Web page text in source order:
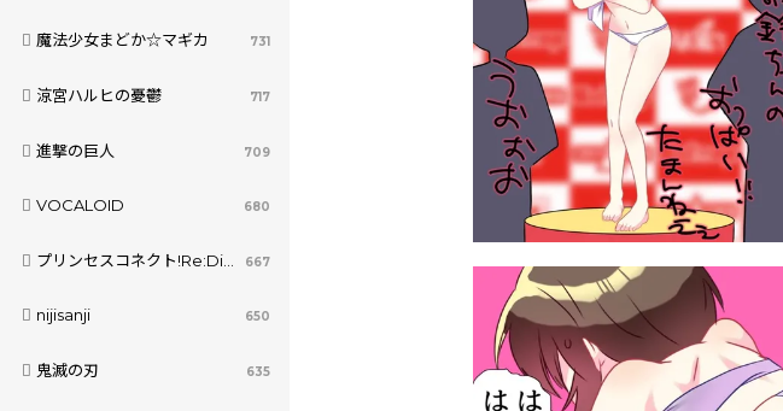
魔法少女まどか☆マギカ 731
涼宮ハルヒの憂鬱 717
進撃の巨人 709
VOCALOID 680
プリンセスコネクト!Re:Dive 667
nijisanji 650
鬼滅の刃 635